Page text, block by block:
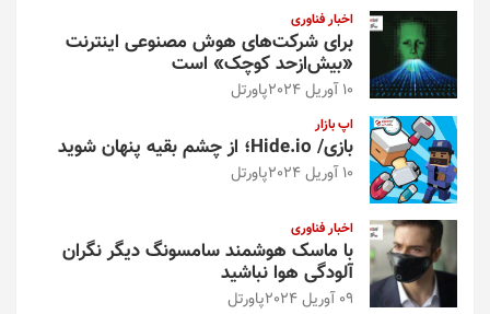
اخبار فناوری
برای شرکت‌های هوش مصنوعی اینترنت
«بیش‌از‌حد کوچک» است
10 آوریل 2024 پاورتل
اپ بازار
بازی/ Hide.io؛ از چشم بقیه پنهان شوید
10 آوریل 2024 پاورتل
اخبار فناوری
با ماسک هوشمند سامسونگ دیگر نگران
آلودگی هوا نباشید
09 آوریل 2024 پاورتل